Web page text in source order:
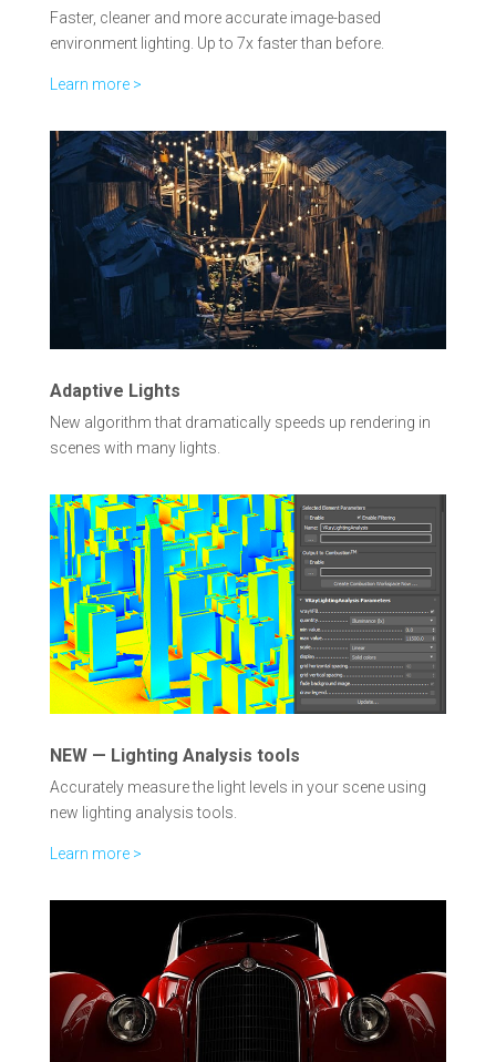
Faster, cleaner and more accurate image-based
environment lighting. Up to 7x faster than before.
Learn more >
Adaptive Lights
New algorithm that dramatically speeds up rendering in
scenes with many lights.
NEW — Lighting Analysis tools
Accurately measure the light levels in your scene using
new lighting analysis tools.
Learn more >